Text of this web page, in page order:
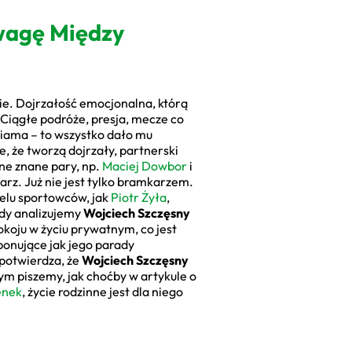
Między
Dojrzałość emocjonalna, którą
podróże, presja, mecze co
– to wszystko dało mu
że tworzą dojrzały, partnerski
znane pary, np. Maciej Dowbor i
Już nie jest tylko bramkarzem.
sportowców, jak Piotr Żyła,
analizujemyWojciech Szczęsny
w życiu prywatnym, co jest
jak jego parady
że Wojciech Szczęsny
piszemy, jak choćby w artykule o
, życie rodzinne jest dla niego